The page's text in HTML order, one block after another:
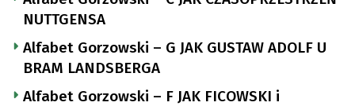
NUTTGENSA
Alfabet Gorzowski – G JAK GUSTAW ADOLF U
BRAM LANDSBERGA
Alfabet Gorzowski – F JAK FICOWSKI i